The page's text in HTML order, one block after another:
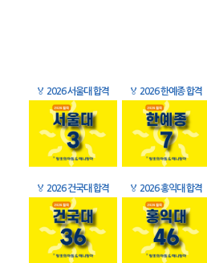
🏅 2026 서울대 합격 🏅 2026 한예종 합격
🏅 2026 건국대 합격 🏅 2026 홍익대 합격